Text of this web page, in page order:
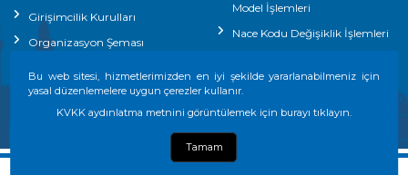
Girişimcilik Kurulları
Organizasyon Şeması
Model İşlemleri
Nace Kodu Değişiklik İşlemleri
İhracat Destek Ofisi İşlemleri
Bu web sitesi, hizmetlerimizden en iyi şekilde yararlanabilmeniz için
yasal düzenlemelere uygun çerezler kullanır.
KVKK aydınlatma metnini görüntülemek için burayı tıklayın.
Tamam